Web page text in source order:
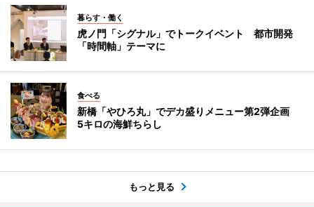
暮らす・働く
虎ノ門「シグナル」でトークイベント 都市開発
「時間軸」テーマに
食べる
新橋「やひろ丸」でデカ盛りメニュー第2弾企画
5キロの海鮮ちらし
もっと見る